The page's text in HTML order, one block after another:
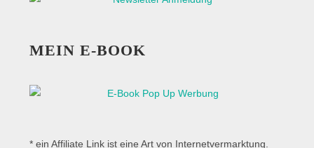
MEIN E-BOOK
* ein Affiliate Link ist eine Art von Internetvermarktung.